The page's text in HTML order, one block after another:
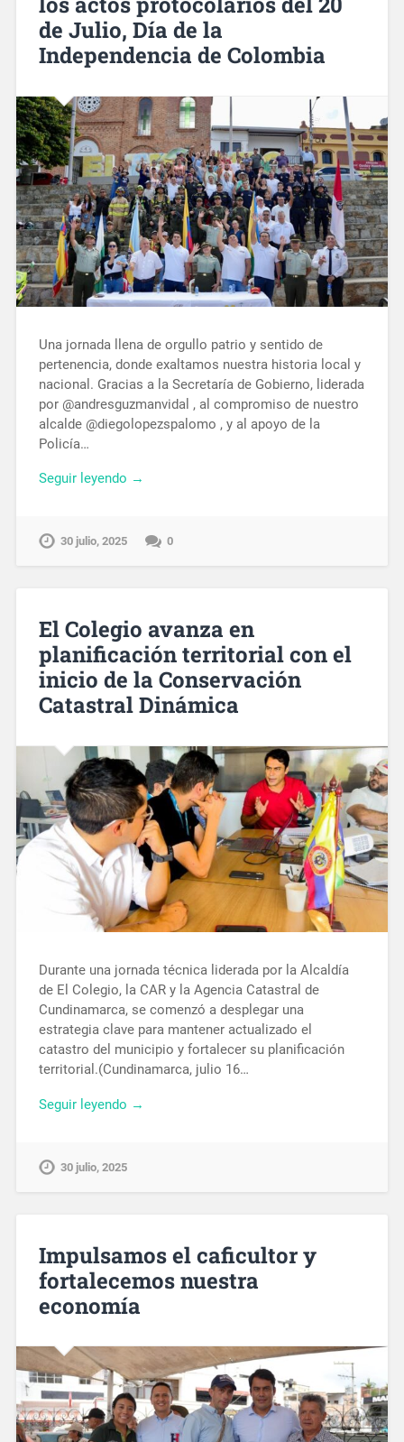
de Julio, Día de la
Independencia de Colombia
Una jornada llena de orgullo patrio y sentido de
pertenencia, donde exaltamos nuestra historia local y
nacional. Gracias a la Secretaría de Gobierno, liderada
por @andresguzmanvidal , al compromiso de nuestro
alcalde @diegolopezspalomo , y al apoyo de la
Policía…
Seguir leyendo →
30 julio, 2025 0
El Colegio avanza en
planificación territorial con el
inicio de la Conservación
Catastral Dinámica
Durante una jornada técnica liderada por la Alcaldía
de El Colegio, la CAR y la Agencia Catastral de
Cundinamarca, se comenzó a desplegar una
estrategia clave para mantener actualizado el
catastro del municipio y fortalecer su planificación
territorial.(Cundinamarca, julio 16…
Seguir leyendo →
30 julio, 2025
Impulsamos el caficultor y
fortalecemos nuestra
economía